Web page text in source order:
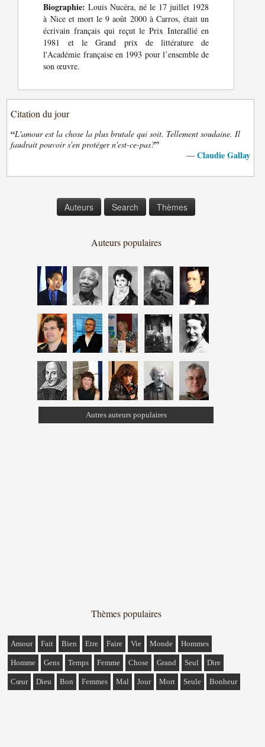
Biographie: Louis Nucéra, né le 17 juillet 1928
à Nice et mort le 9 août 2000 à Carros, était un
écrivain français qui reçut le Prix Interallié en
1981 et le Grand prix de littérature de
l'Académie française en 1993 pour l’ensemble de
son œuvre.
Citation du jour
“L'amour est la chose la plus brutale qui soit. Tellement soudaine. Il
faudrait pouvoir s'en protéger n'est-ce-pas?”
— Claudie Gallay
Auteurs Search Thèmes
Auteurs populaires
Autres auteurs populaires
Thèmes populaires
Amour Fait Bien Etre Faire Vie Monde Hommes
Homme Gens Temps Femme Chose Grand Seul Dire
Cœur Dieu Bon Femmes Mal Jour Mort Seule Bonheur